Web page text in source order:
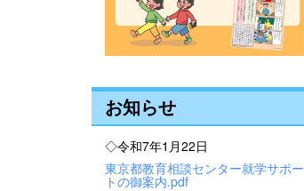
お知らせ
◇令和7年1月22日
東京都教育相談センター就学サポー
トの御案内.pdf